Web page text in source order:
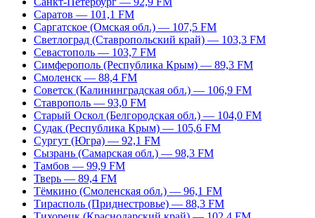
Саратов — 101,1 FM
Саргатское (Омская обл.) — 107,5 FM
Светлоград (Ставропольский край) — 103,3 FM
Севастополь — 103,7 FM
Симферополь (Республика Крым) — 89,3 FM
Смоленск — 88,4 FM
Советск (Калининградская обл.) — 106,9 FM
Ставрополь — 93,0 FM
Старый Оскол (Белгородская обл.) — 104,0 FM
Судак (Республика Крым) — 105,6 FM
Сургут (Югра) — 92,1 FM
Сызрань (Самарская обл.) — 98,3 FM
Тамбов — 99,9 FM
Тверь — 89,4 FM
Тёмкино (Смоленская обл.) — 96,1 FM
Тирасполь (Приднестровье) — 88,3 FM